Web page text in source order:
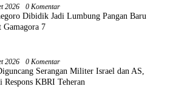
2026 0 Komentar
Dibidik Jadi Lumbung Pangan Baru
Gamagora 7
2026 0 Komentar
Serangan Militer Israel dan AS,
Respons KBRI Teheran